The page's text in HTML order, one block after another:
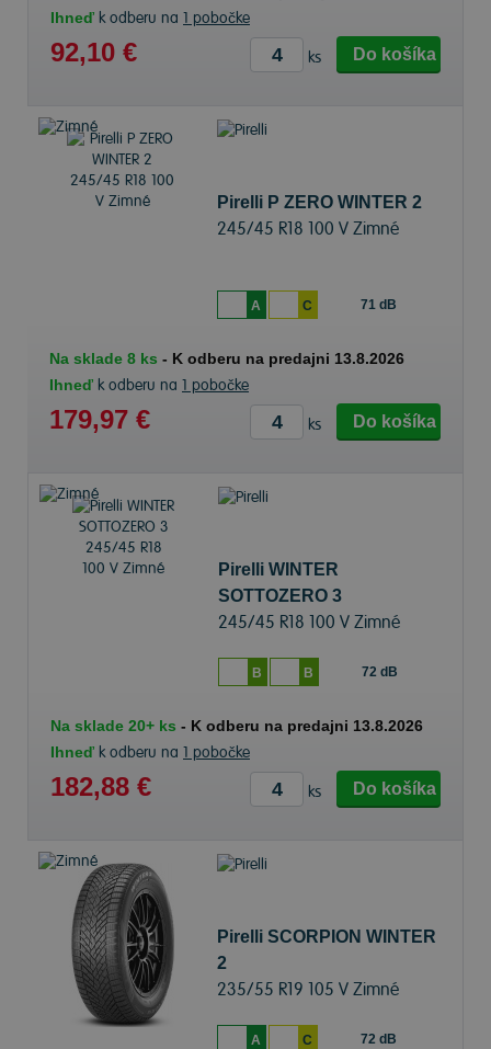
Ihneď k odberu na 1 pobočke
92,10 € ks Do košíka
Pirelli P ZERO WINTER 2
245/45 R18 100 V Zimné
A C 71 dB
Na sklade 8 ks - K odberu na predajni 13.8.2026
Ihneď k odberu na 1 pobočke
179,97 € ks Do košíka
Pirelli WINTER
SOTTOZERO 3
245/45 R18 100 V Zimné
B B 72 dB
Na sklade 20+ ks - K odberu na predajni 13.8.2026
Ihneď k odberu na 1 pobočke
182,88 € ks Do košíka
Pirelli SCORPION WINTER
2
235/55 R19 105 V Zimné
A C 72 dB